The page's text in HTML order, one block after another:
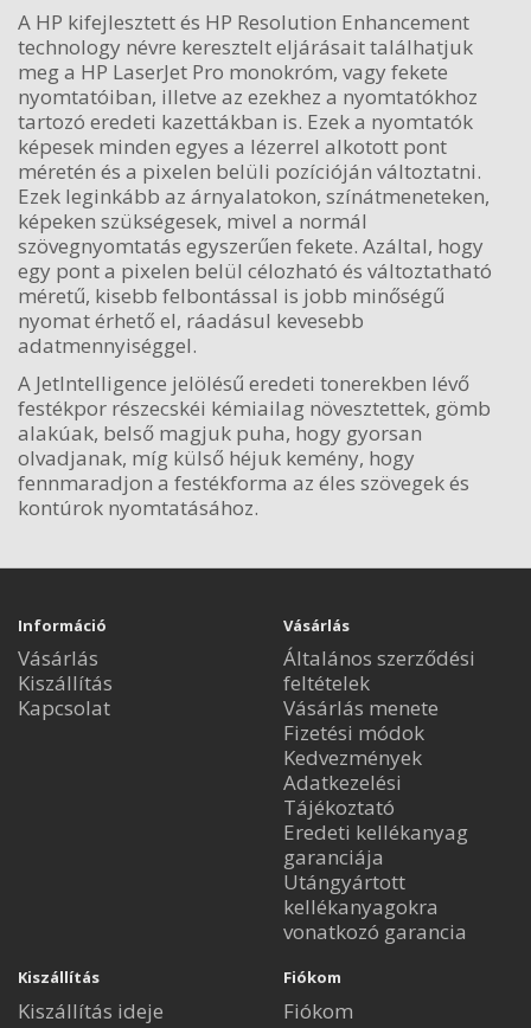
A HP kifejlesztett és HP Resolution Enhancement
technology névre keresztelt eljárásait találhatjuk
meg a HP LaserJet Pro monokróm, vagy fekete
nyomtatóiban, illetve az ezekhez a nyomtatókhoz
tartozó eredeti kazettákban is. Ezek a nyomtatók
képesek minden egyes a lézerrel alkotott pont
méretén és a pixelen belüli pozícióján változtatni.
Ezek leginkább az árnyalatokon, színátmeneteken,
képeken szükségesek, mivel a normál
szövegnyomtatás egyszerűen fekete. Azáltal, hogy
egy pont a pixelen belül célozható és változtatható
méretű, kisebb felbontással is jobb minőségű
nyomat érhető el, ráadásul kevesebb
adatmennyiséggel.
A JetIntelligence jelölésű eredeti tonerekben lévő
festékpor részecskéi kémiailag növesztettek, gömb
alakúak, belső magjuk puha, hogy gyorsan
olvadjanak, míg külső héjuk kemény, hogy
fennmaradjon a festékforma az éles szövegek és
kontúrok nyomtatásához.
Információ
Vásárlás
Kiszállítás
Kapcsolat
Vásárlás
Általános szerződési
feltételek
Vásárlás menete
Fizetési módok
Kedvezmények
Adatkezelési
Tájékoztató
Eredeti kellékanyag
garanciája
Utángyártott
kellékanyagokra
vonatkozó garancia
Kiszállítás
Kiszállítás ideje
Fiókom
Fiókom